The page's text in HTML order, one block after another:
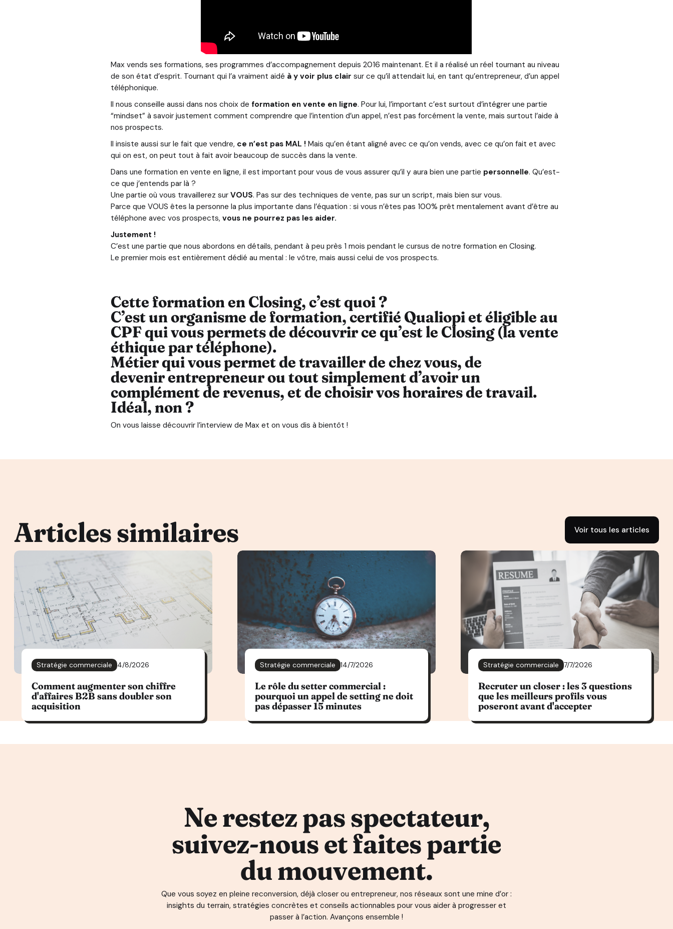
Max vends ses formations, ses programmes d’accompagnement depuis 2016 maintenant. Et il a réalisé un réel tournant au niveau
de son état d’esprit. Tournant qui l’a vraiment aidé à y voir plus clair sur ce qu’il attendait lui, en tant qu’entrepreneur, d’un appel
téléphonique.
Il nous conseille aussi dans nos choix de formation en vente en ligne. Pour lui, l’important c’est surtout d’intégrer une partie
“mindset” à savoir justement comment comprendre que l’intention d’un appel, n’est pas forcément la vente, mais surtout l’aide à
nos prospects.
Il insiste aussi sur le fait que vendre, ce n’est pas MAL !Mais qu’en étant aligné avec ce qu’on vends, avec ce qu’on fait et avec
qui on est, on peut tout à fait avoir beaucoup de succès dans la vente.
Dans une formation en vente en ligne, il est important pour vous de vous assurer qu’il y aura bien une partie personnelle. Qu’est-
ce que j’entends par là ?
Une partie où vous travaillerez sur VOUS. Pas sur des techniques de vente, pas sur un script, mais bien sur vous.
Parce que VOUS êtes la personne la plus importante dans l’équation : si vous n’êtes pas 100% prêt mentalement avant d’être au
téléphone avec vos prospects, vous ne pourrez pas les aider.
Justement !
C’est une partie que nous abordons en détails, pendant à peu près 1 mois pendant le cursus de notre formation en Closing.
Le premier mois est entièrement dédié au mental : le vôtre, mais aussi celui de vos prospects.
Cette formation en Closing, c’est quoi ?
C’est un organisme de formation, certifié Qualiopi et éligible au
CPF qui vous permets de découvrir ce qu’estle Closing(la vente
éthique par téléphone).
Métier qui vous permet de travaillerde chez vous, de
devenirentrepreneurou tout simplement d’avoir un
complément de revenus, et de choisir vos horaires de travail.
Idéal, non ?
On vous laisse découvrir l’interview de Max et on vous dis à bientôt !
Articles similaires Voir tous les articles
Stratégie commerciale 4/8/2026
Comment augmenter son chiffre
d'affaires B2B sans doubler son
acquisition
Stratégie commerciale 14/7/2026
Le rôle du setter commercial :
pourquoi un appel de setting ne doit
pas dépasser 15 minutes
Stratégie commerciale 7/7/2026
Recruter un closer : les 3 questions
que les meilleurs profils vous
poseront avant d'accepter
Ne restez pas spectateur,
suivez-nous et faites partie
du mouvement.
Que vous soyez en pleine reconversion, déjà closer ou entrepreneur, nos réseaux sont une mine d’or :
insights du terrain, stratégies concrètes et conseils actionnables pour vous aider à progresser et
passer à l’action. Avançons ensemble !